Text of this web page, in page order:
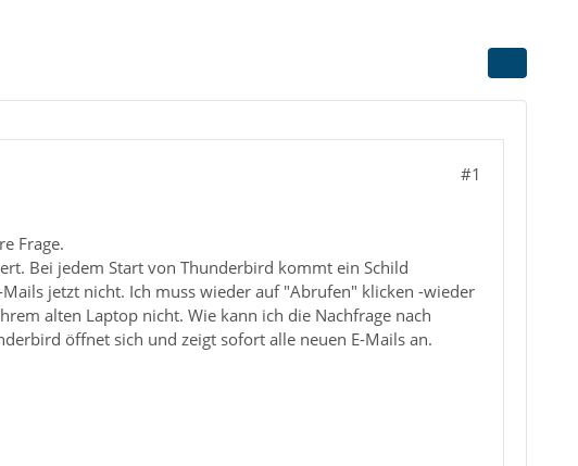
#1
Frage.
Bei jedem Start von Thunderbird kommt ein Schild
jetzt nicht. Ich muss wieder auf "Abrufen" klicken -wieder
alten Laptop nicht. Wie kann ich die Nachfrage nach
öffnet sich und zeigt sofort alle neuen E-Mails an.